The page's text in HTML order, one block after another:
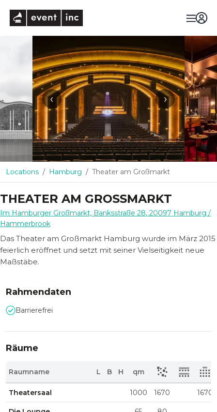
‹ ›
Locations Hamburg Theater am Großmarkt
THEATER AM GROSSMARKT
Im Hamburger Großmarkt, Banksstraße 28, 20097 Hamburg /
Hammerbrook
Das Theater am Großmarkt Hamburg wurde im März 2015
feierlich eröffnet und setzt mit seiner Vielseitigkeit neue
Maßstäbe.
Rahmendaten
Barrierefrei
Räume
Raumname L B H qm
Theatersaal 1000 1670 1670